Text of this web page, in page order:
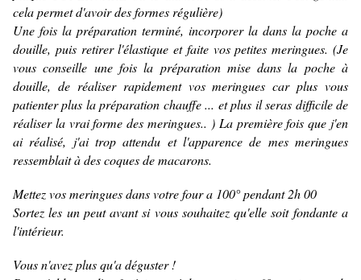
cela permet d'avoir des formes régulière)
Une fois la préparation terminé, incorporer la dans la poche a
douille, puis retirer l'élastique et faite vos petites meringues. (Je
vous conseille une fois la préparation mise dans la poche à
douille, de réaliser rapidement vos meringues car plus vous
patienter plus la préparation chauffe ... et plus il seras difficile de
réaliser la vrai forme des meringues.. ) La première fois que j'en
ai réalisé, j'ai trop attendu et l'apparence de mes meringues
ressemblait à des coques de macarons.
Mettez vos meringues dans votre four a 100° pendant 2h 00
Sortez les un peut avant si vous souhaitez qu'elle soit fondante a
l'intérieur.
Vous n'avez plus qu'a déguster !